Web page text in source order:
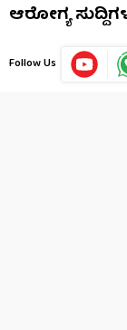
ಆರೋಗ್ಯ
Follow Us